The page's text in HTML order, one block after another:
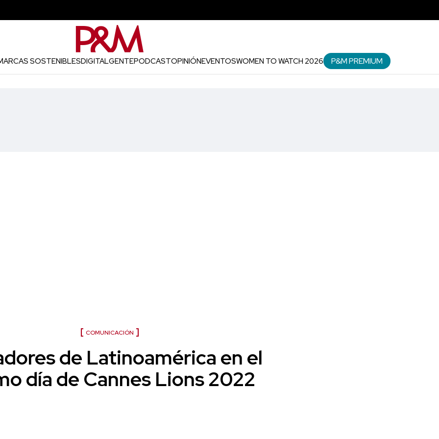
SOSTENIBLESDIGITALGENTEPODCASTOPINIÓNEVENTOSWOMEN TO WATCH 2026 P&M PREMIUM
COMUNICACIÓN
de Latinoamérica en el
día de Cannes Lions 2022